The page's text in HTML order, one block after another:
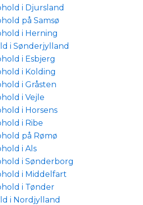
i Djursland
på Samsø
i Herning
i Sønderjylland
i Esbjerg
i Kolding
i Gråsten
i Vejle
i Horsens
i Ribe
på Rømø
i Als
i Sønderborg
i Middelfart
i Tønder
i Nordjylland